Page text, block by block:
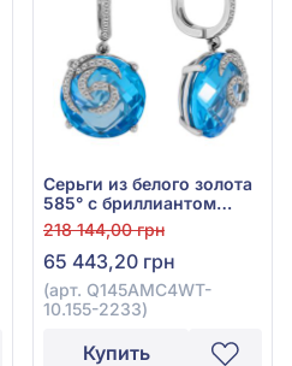
Серьги из белого золота
585° с бриллиантом
0,26ct и топазом Swiss
Blue 16,94ct, арт.
Q145AMC4WT-10.155-
2233
218 144,00 грн
65 443,20 грн
(арт. Q145AMC4WT-
10.155-2233)
Купить